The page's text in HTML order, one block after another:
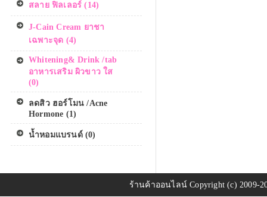
สลาย ฟิลเลอร์ (14)
J-Cain Cream ยาชา
เฉพาะจุด (4)
Whitening& Drink /tab
อาหารเสริม ผิวขาว ใส
(0)
ลดสิว ฮอร์โมน /Acne
Hormone (1)
น้ำหอมแบรนด์ (0)
ร้านค้าออนไลน์Copyright (c) 2009-